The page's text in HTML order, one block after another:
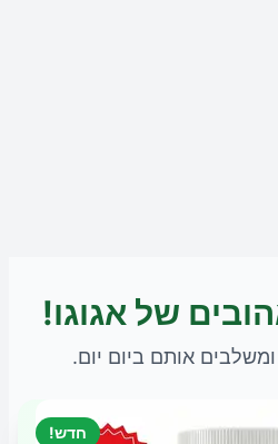
של אגוגו!
אותם ביום יום.
חדש!